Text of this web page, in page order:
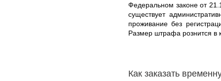
Федеральном законе от
существует
проживание без
Размер штрафа рознится в
Как заказать